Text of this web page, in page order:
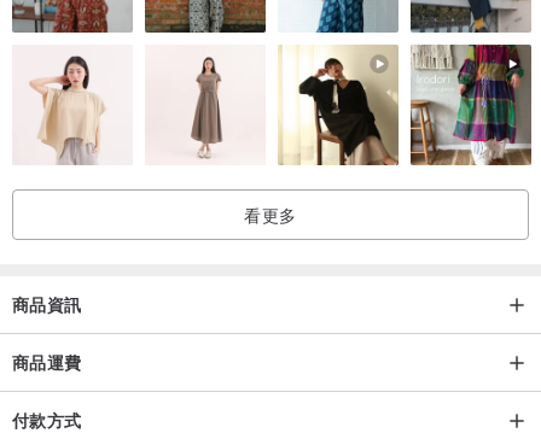
看更多
商品資訊
商品運費
付款方式